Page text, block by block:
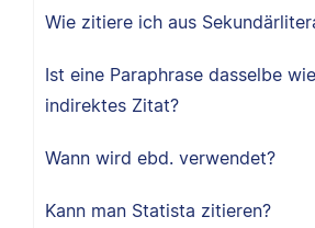
Wie zitiere ich aus
Ist eine Paraphrase dasselbe
indirektes Zitat?
Wann wird ebd. verwendet?
Kann man Statista zitieren?